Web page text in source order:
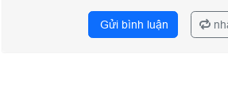
Gửi bình luận